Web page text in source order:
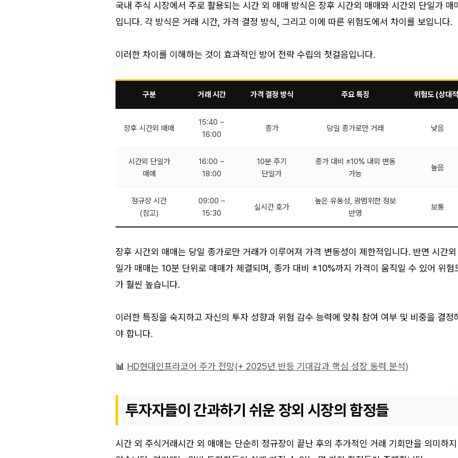
국내 주식 시장에서 주로 활용되는 시간 외 매매 방식은 장후 시간외 매매와 시간외 단일가 매
입니다. 각 방식은 거래 시간, 가격 결정 방식, 그리고 이에 따른 위험도에서 차이를 보입니다.
이러한 차이를 이해하는 것이 효과적인 방어 전략 수립의 첫걸음입니다.
구분 거래 시간 가격 결정 방식 주요 특징 위험도 (상대
장후 시간외 매매
15:40 ~
16:00
종가 당일 종가로만 거래 낮음
시간외 단일가
매매
16:00 ~
18:00
10분 주기
단일가
종가 대비 ±10% 내외 변동
가능
높음
정규장 시간
(참고)
09:00 ~
15:30
실시간 호가
높은 유동성, 광범위한 정보
반영
보통
장후 시간외 매매는 당일 종가로만 거래가 이루어져 가격 변동성이 제한적입니다. 반면 시간
일가 매매는 10분 단위로 매매가 체결되며, 종가 대비 ±10%까지 가격이 움직일 수 있어 위험
가 훨씬 높습니다.
이러한 특징을 숙지하고 자신의 투자 성향과 위험 감수 능력에 맞춰 참여 여부 및 비중을 결정
야 합니다.
📊 HD현대인프라코어 주가 전망(+ 2025년 반등 기대감과 핵심 성장 동력 분석)
투자자들이 간과하기 쉬운 장외 시장의 함정들
시간 외 주식거래시간 외 매매는 단순히 정규장이 끝난 후의 추가적인 거래 기회만을 의미하지